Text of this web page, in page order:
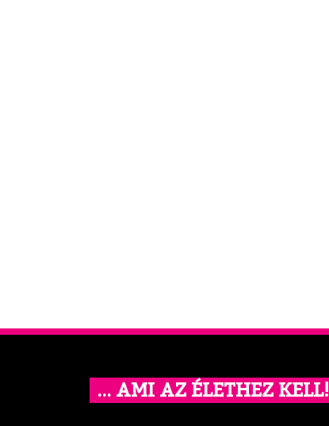
… AMI AZ ÉLETHEZ KELL!